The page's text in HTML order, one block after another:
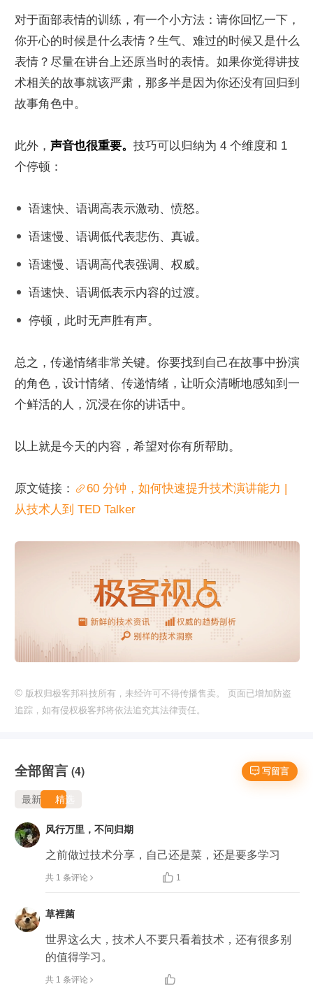
对于面部表情的训练，有一个小方法：请你回忆一下，
你开心的时候是什么表情？生气、难过的时候又是什么
表情？尽量在讲台上还原当时的表情。如果你觉得讲技
术相关的故事就该严肃，那多半是因为你还没有回归到
故事角色中。
此外， 声音也很重要。 技巧可以归纳为 4 个维度和 1
个停顿：
语速快、语调高表示激动、愤怒。
语速慢、语调低代表悲伤、真诚。
语速慢、语调高代表强调、权威。
语速快、语调低表示内容的过渡。
停顿，此时无声胜有声。
总之，传递情绪非常关键。你要找到自己在故事中扮演
的角色，设计情绪、传递情绪，让听众清晰地感知到一
个鲜活的人，沉浸在你的讲话中。
以上就是今天的内容，希望对你有所帮助。
原文链接：
60 分钟，如何快速提升技术演讲能力 |
从技术人到 TED Talker
© 版权归极客邦科技所有，未经许可不得传播售卖。 页面已增加防盗
追踪，如有侵权极客邦将依法追究其法律责任。
 写留言
全部留言 (4)
最新 精选
风行万里，不问归期
之前做过技术分享，自己还是菜，还是要多学习
共 1 条评论  1
草裡菌
世界这么大，技术人不要只看着技术，还有很多别
的值得学习。
共 1 条评论 